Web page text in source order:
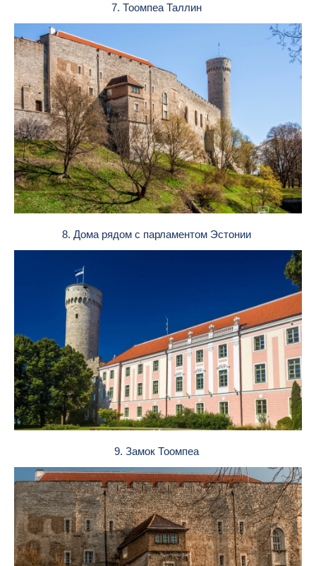
7. Тоомпеа Таллин
8. Дома рядом с парламентом Эстонии
9. Замок Тоомпеа